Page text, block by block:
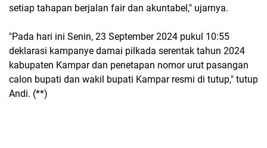
setiap tahapan berjalan fair dan akuntabel," ujarnya.
"Pada hari ini Senin, 23 September 2024 pukul 10:55
deklarasi kampanye damai pilkada serentak tahun 2024
kabupaten Kampar dan penetapan nomor urut pasangan
calon bupati dan wakil bupati Kampar resmi di tutup," tutup
Andi. (**)